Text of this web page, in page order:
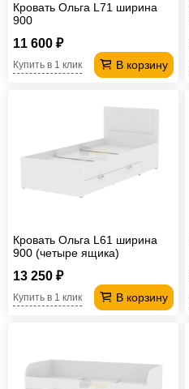
Кровать Ольга L71 ширина
900
11 600 ₽
В корзину
Купить в 1 клик
Кровать Ольга L61 ширина
900 (четыре ящика)
13 250 ₽
В корзину
Купить в 1 клик